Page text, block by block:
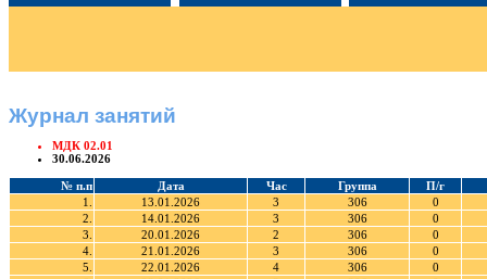
Журнал занятий
МДК 02.01
30.06.2026
№ п.п Дата Час Группа
П/г
1.
13.01.2026 3 306
0
2.
14.01.2026 3 306
0
3.
20.01.2026 2 306
0
4.
21.01.2026 3 306
0
5.
22.01.2026 4 306
0